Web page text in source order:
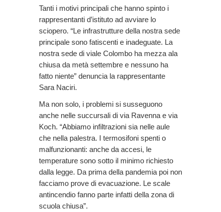
Tanti i motivi principali che hanno spinto i
rappresentanti d’istituto ad avviare lo
sciopero. “Le infrastrutture della nostra sede
principale sono fatiscenti e inadeguate. La
nostra sede di viale Colombo ha mezza ala
chiusa da metà settembre e nessuno ha
fatto niente” denuncia la rappresentante
Sara Naciri.
Ma non solo, i problemi si susseguono
anche nelle succursali di via Ravenna e via
Koch. “Abbiamo infiltrazioni sia nelle aule
che nella palestra. I termosifoni spenti o
malfunzionanti: anche da accesi, le
temperature sono sotto il minimo richiesto
dalla legge. Da prima della pandemia poi non
facciamo prove di evacuazione. Le scale
antincendio fanno parte infatti della zona di
scuola chiusa”.